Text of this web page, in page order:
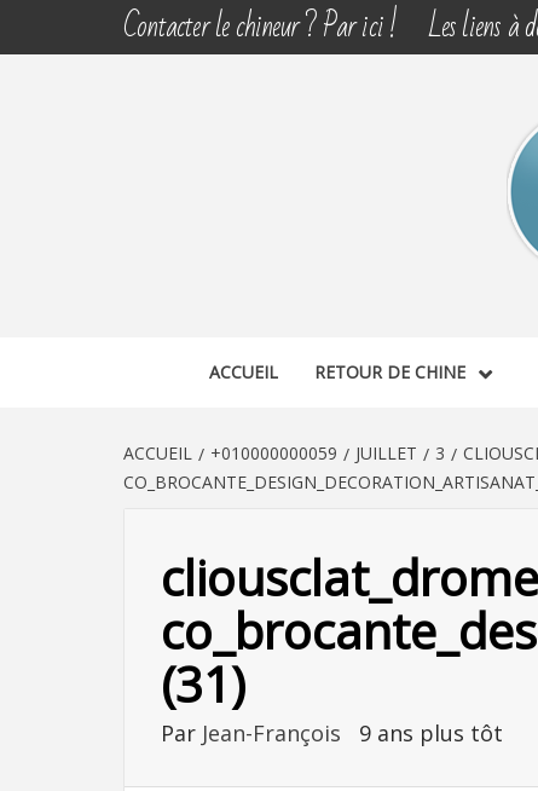
Contacter le chineur ? Par ici ! Les liens à
ACCUEIL RETOUR DE CHINE
ACCUEIL +010000000059 JUILLET 3
(31)
Par Jean-François 9 ans plus tôt